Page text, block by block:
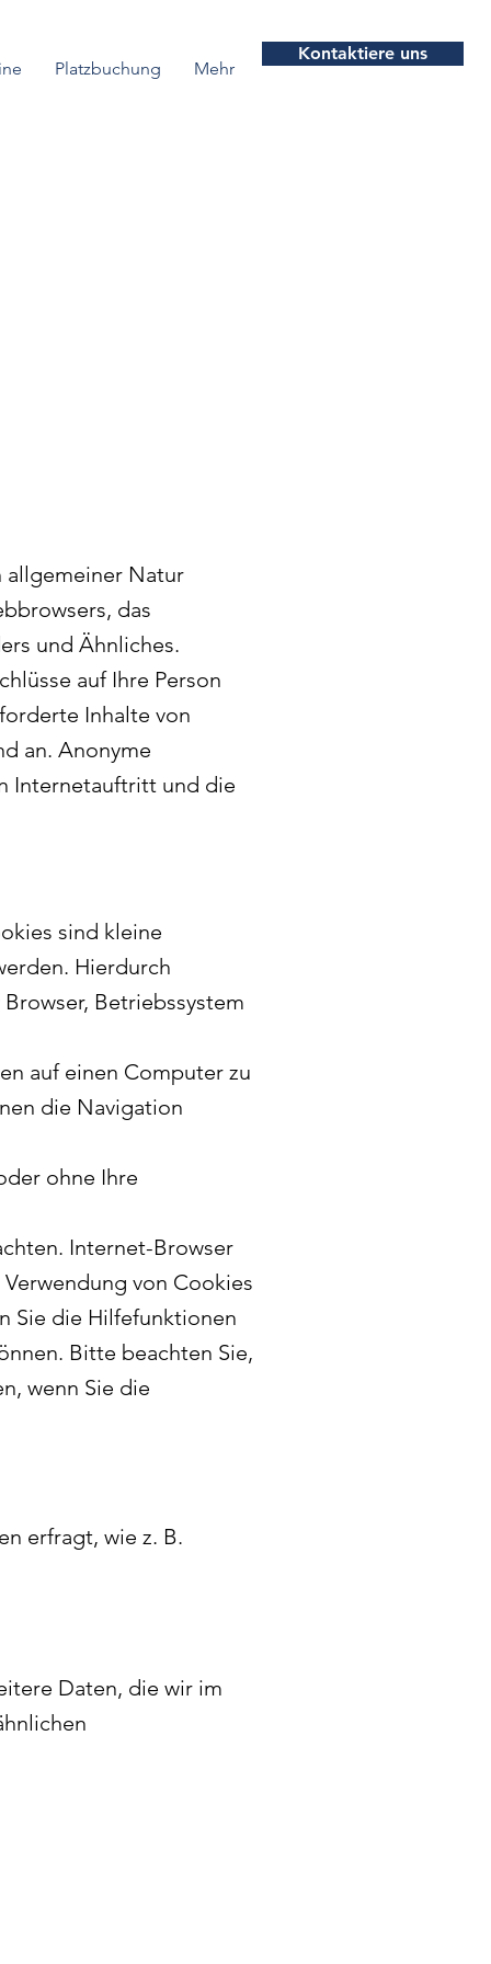
Platzbuchung Mehr
Kontaktiere uns
allgemeiner Natur
das
und Ähnliches.
auf Ihre Person
Inhalte von
an. Anonyme
Internetauftritt und die
sind kleine
Hierdurch
Betriebssystem
auf einen Computer zu
die Navigation
ohne Ihre
Internet-Browser
von Cookies
Sie die Hilfefunktionen
Bitte beachten Sie,
wenn Sie die
erfragt, wie z. B.
Daten, die wir im